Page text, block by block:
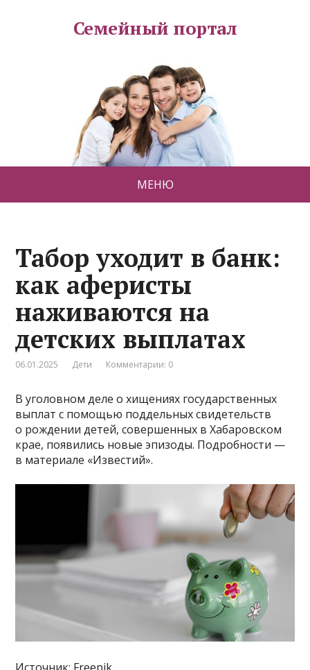
Семейный портал
МЕНЮ
Табор уходит в банк:
как аферисты
наживаются на
детских выплатах
06.01.2025 Дети Комментарии: 0
В уголовном деле о хищениях государственных
выплат с помощью поддельных свидетельств
о рождении детей, совершенных в Хабаровском
крае, появились новые эпизоды. Подробности —
в материале «Известий».